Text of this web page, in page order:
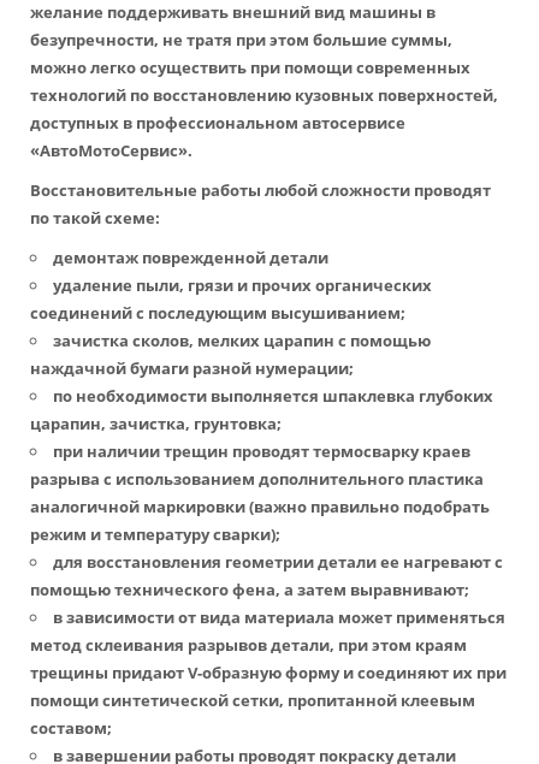
желание поддерживать внешний вид машины в
безупречности, не тратя при этом большие суммы,
можно легко осуществить при помощи современных
технологий по восстановлению кузовных поверхностей,
доступных в профессиональном автосервисе
«АвтоМотоСервис».
Восстановительные работы любой сложности проводят
по такой схеме:
демонтаж поврежденной детали
удаление пыли, грязи и прочих органических
соединений с последующим высушиванием;
зачистка сколов, мелких царапин с помощью
наждачной бумаги разной нумерации;
по необходимости выполняется шпаклевка глубоких
царапин, зачистка, грунтовка;
при наличии трещин проводят термосварку краев
разрыва с использованием дополнительного пластика
аналогичной маркировки (важно правильно подобрать
режим и температуру сварки);
для восстановления геометрии детали ее нагревают с
помощью технического фена, а затем выравнивают;
в зависимости от вида материала может применяться
метод склеивания разрывов детали, при этом краям
трещины придают V-образную форму и соединяют их при
помощи синтетической сетки, пропитанной клеевым
составом;
в завершении работы проводят покраску детали